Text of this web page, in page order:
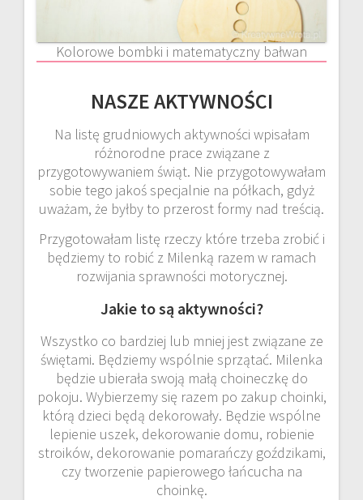
Kolorowe bombki i matematyczny bałwan
NASZE AKTYWNOŚCI
Na listę grudniowych aktywności wpisałam
różnorodne prace związane z
przygotowywaniem świąt. Nie przygotowywałam
sobie tego jakoś specjalnie na półkach, gdyż
uważam, że byłby to przerost formy nad treścią.
Przygotowałam listę rzeczy które trzeba zrobić i
będziemy to robić z Milenką razem w ramach
rozwijania sprawności motorycznej.
Jakie to są aktywności?
Wszystko co bardziej lub mniej jest związane ze
świętami. Będziemy wspólnie sprzątać. Milenka
będzie ubierała swoją małą choineczkę do
pokoju. Wybierzemy się razem po zakup choinki,
którą dzieci będą dekorowały. Będzie wspólne
lepienie uszek, dekorowanie domu, robienie
stroików, dekorowanie pomarańczy goździkami,
czy tworzenie papierowego łańcucha na
choinkę.